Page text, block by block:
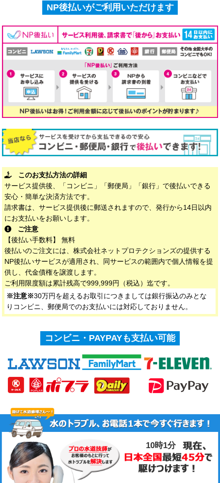
NP後払いがご利用いただけます
このお支払方法の詳細
サービス提供後、「コンビニ」「郵便局」「銀行」で後払いできる
安心・簡単な決済方法です。
請求書は、サービス提供後に郵送されますので、発行から14日以内
にお支払いをお願いします。
ご注意
【後払い手数料】 無料
後払いのご注文には、株式会社ネットプロテクションズの提供する
NP後払いサービスが適用され、同サービスの範囲内で個人情報を提
供し、代金債権を譲渡します。
ご利用限度額は累計残高で999,999円（税込）迄です。
※注意※30万円を超えるお取引につきましては銀行振込のみとな
りコンビニ、郵便局でのお支払いには対応しておりません。
コンビニ・PAYPAYも支払い可能
10時2分